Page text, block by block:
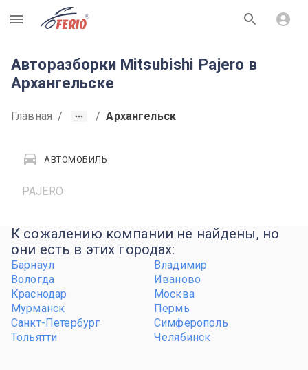
R
Авторазборки Mitsubishi Pajero в
Архангельске
Главная / / Архангельск
АВТОМОБИЛЬ
PAJERO
К сожалению компании не найдены, но
они есть в этих городах:
Барнаул
Владимир
Вологда
Иваново
Краснодар
Москва
Мурманск
Пермь
Санкт-Петербург
Симферополь
Тольятти
Челябинск